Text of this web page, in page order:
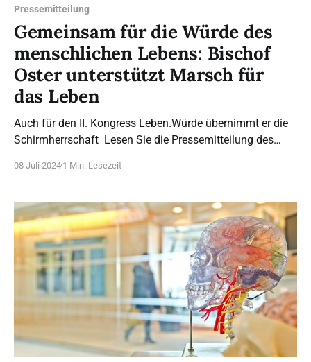
Pressemitteilung
Gemeinsam für die Würde des
menschlichen Lebens: Bischof
Oster unterstützt Marsch für
das Leben
Auch für den II. Kongress Leben.Würde übernimmt er die
Schirmherrschaft Lesen Sie die Pressemitteilung des
die Würde des… | Bistum PassauDer Schutz des
am Anfang und am Ende – darum ging es kürzlich in
Passau bei einer Begegnung von
08 Juli 2024 1 Min. Lesezeit